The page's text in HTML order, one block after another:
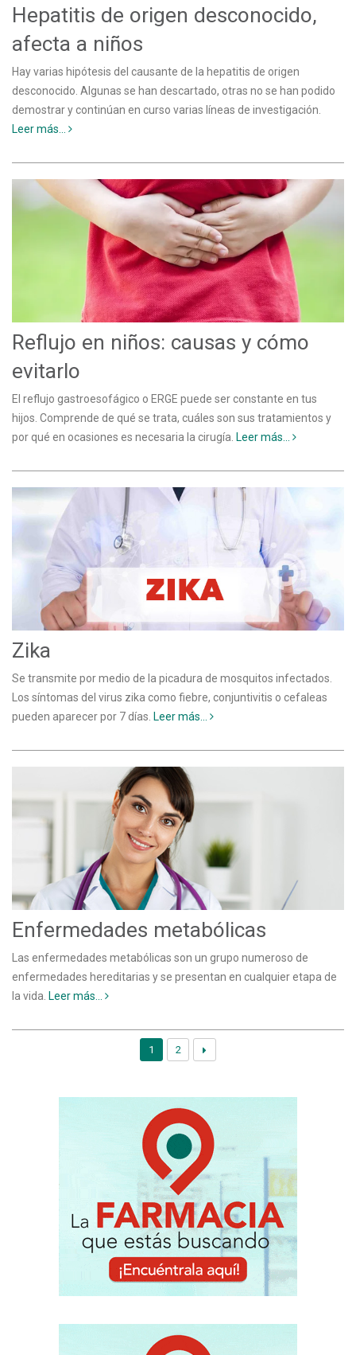
Hepatitis de origen desconocido,
afecta a niños
Hay varias hipótesis del causante de la hepatitis de origen
desconocido. Algunas se han descartado, otras no se han podido
demostrar y continúan en curso varias líneas de investigación.
Leer más...
Reflujo en niños: causas y cómo
evitarlo
El reflujo gastroesofágico o ERGE puede ser constante en tus
hijos. Comprende de qué se trata, cuáles son sus tratamientos y
por qué en ocasiones es necesaria la cirugía. Leer más...
Zika
Se transmite por medio de la picadura de mosquitos infectados.
Los síntomas del virus zika como fiebre, conjuntivitis o cefaleas
pueden aparecer por 7 días. Leer más...
Enfermedades metabólicas
Las enfermedades metabólicas son un grupo numeroso de
enfermedades hereditarias y se presentan en cualquier etapa de
la vida. Leer más...
1 2